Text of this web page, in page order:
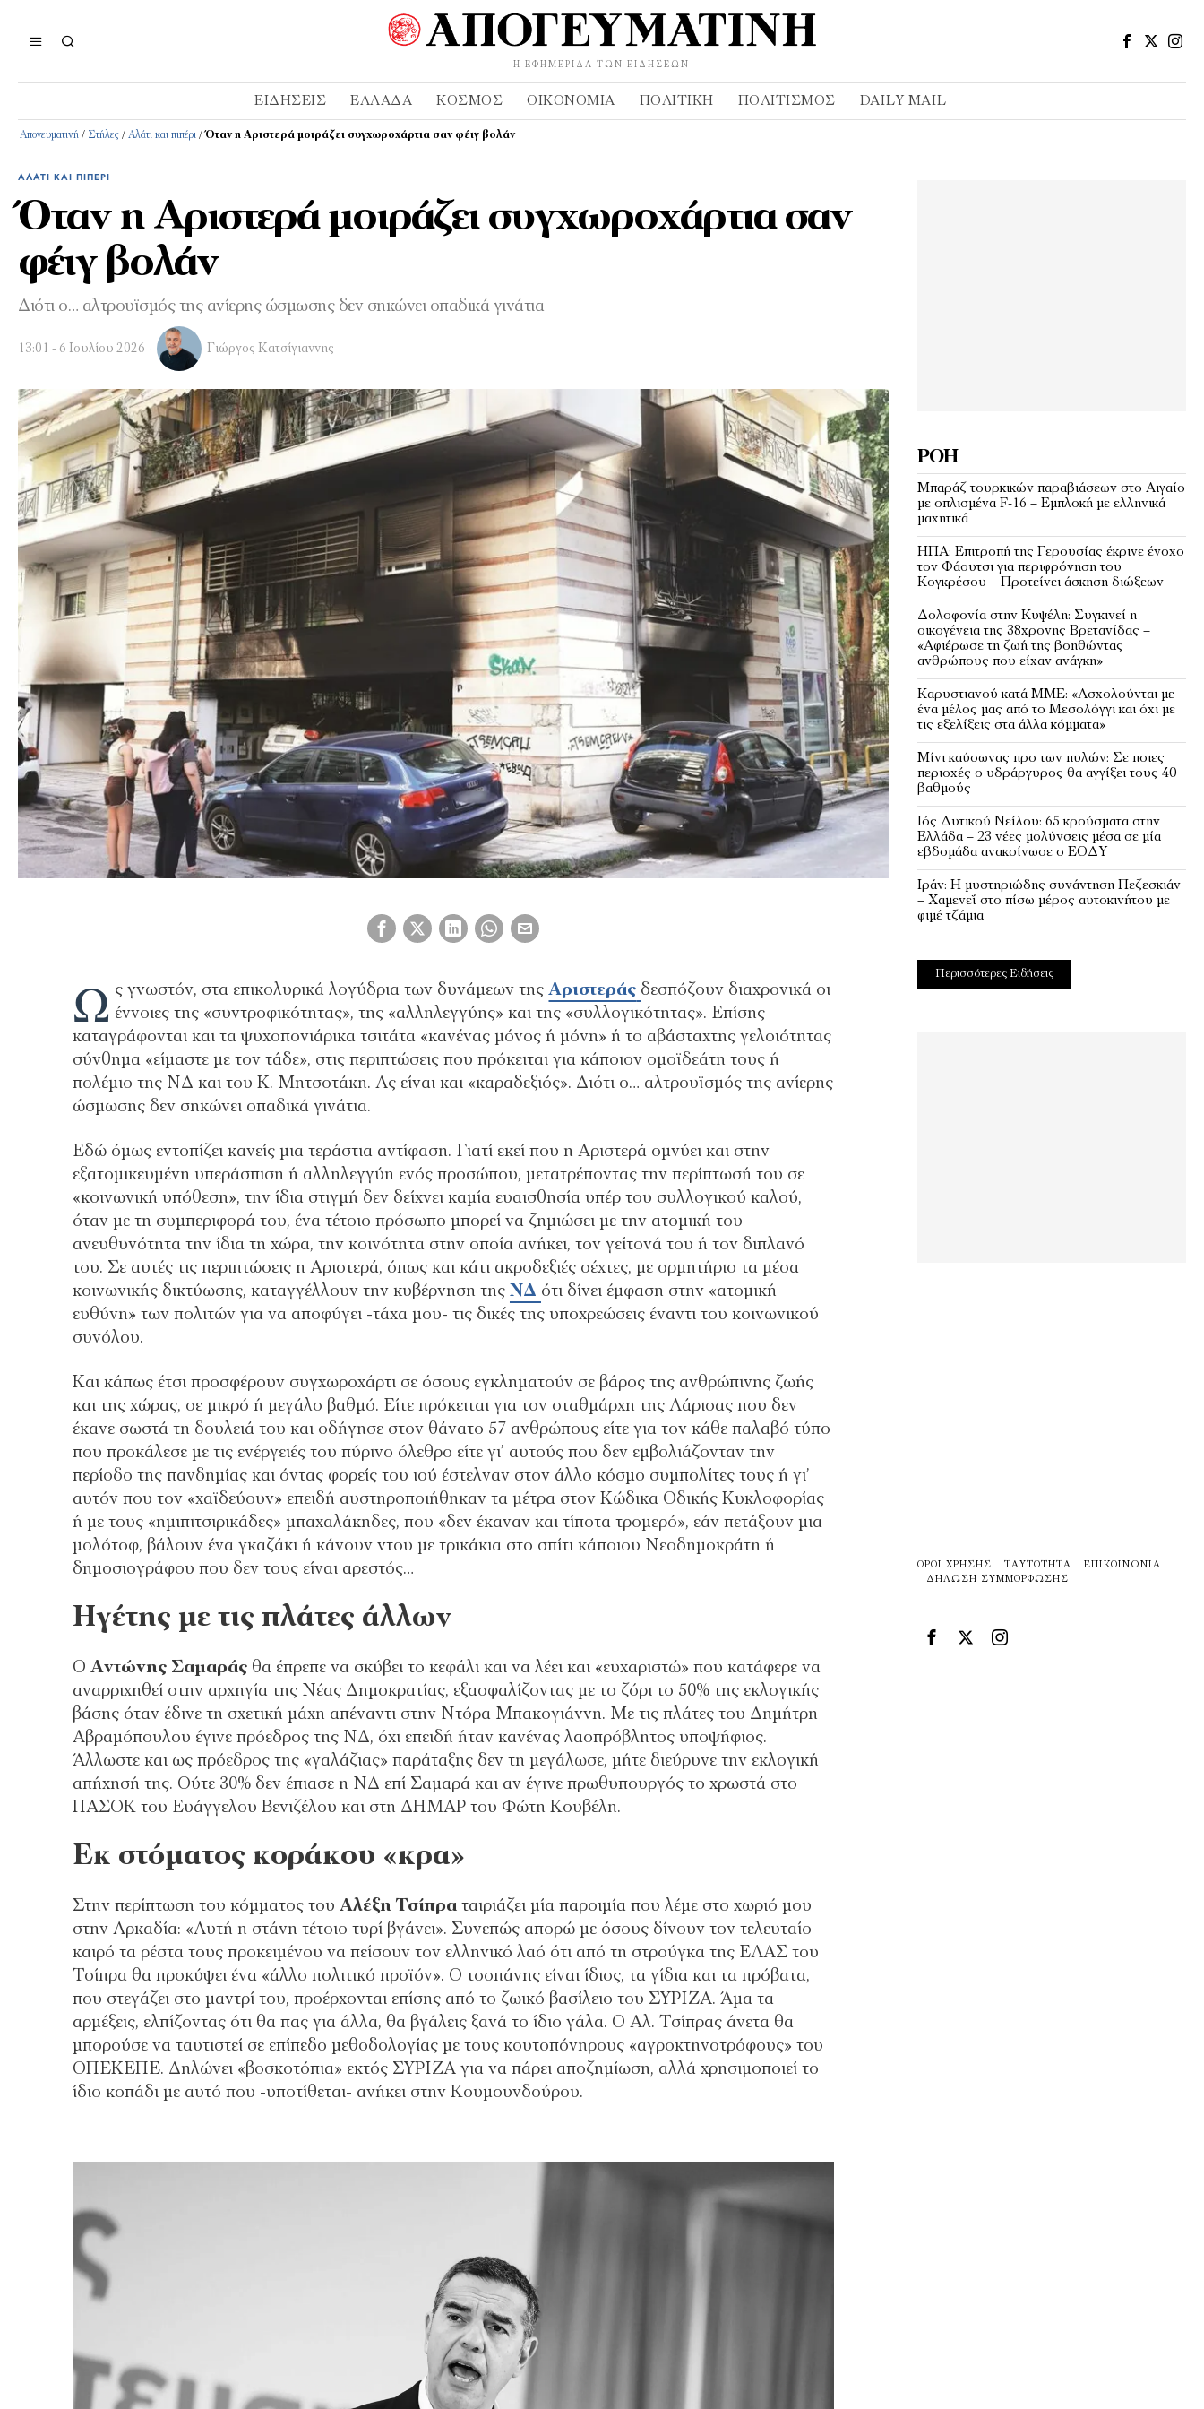
Η ΕΦΗΜΕΡΊΔΑ ΤΩΝ ΕΙΔΉΣΕΩΝ
ΕΙΔΉΣΕΙΣ ΕΛΛΆΔΑ ΚΌΣΜΟΣ ΟΙΚΟΝΟΜΊΑ ΠΟΛΙΤΙΚΉ ΠΟΛΙΤΙΣΜΌΣ DAILY MAIL
Απογευματινή / Στήλες / Αλάτι και πιπέρι /Όταν η Αριστερά μοιράζει συγχωροχάρτια σαν φέιγ βολάν
ΑΛΆΤΙ ΚΑΙ ΠΙΠΈΡΙ
Όταν η Αριστερά μοιράζει συγχωροχάρτια σαν
φέιγ βολάν
Διότι ο… αλτρουϊσμός της ανίερης ώσμωσης δεν σηκώνει οπαδικά γινάτια
13:01 - 6 Ιουλίου 2026 Γιώργος Κατσίγιαννης
Ω ς γνωστόν, στα επικολυρικά λογύδρια των δυνάμεων τηςΑριστεράς δεσπόζουν διαχρονικά οι
έννοιες της «συντροφικότητας», της «αλληλεγγύης» και της «συλλογικότητας». Επίσης
καταγράφονται και τα ψυχοπονιάρικα τσιτάτα «κανένας μόνος ή μόνη» ή το αβάσταχτης γελοιότητας
σύνθημα «είμαστε με τον τάδε», στις περιπτώσεις που πρόκειται για κάποιον ομοϊδεάτη τους ή
πολέμιο της ΝΔ και του Κ. Μητσοτάκη. Ας είναι και «καραδεξιός». Διότι ο… αλτρουϊσμός της ανίερης
ώσμωσης δεν σηκώνει οπαδικά γινάτια.
Εδώ όμως εντοπίζει κανείς μια τεράστια αντίφαση. Γιατί εκεί που η Αριστερά ομνύει και στην
εξατομικευμένη υπεράσπιση ή αλληλεγγύη ενός προσώπου, μετατρέποντας την περίπτωσή του σε
«κοινωνική υπόθεση», την ίδια στιγμή δεν δείχνει καμία ευαισθησία υπέρ του συλλογικού καλού,
όταν με τη συμπεριφορά του, ένα τέτοιο πρόσωπο μπορεί να ζημιώσει με την ατομική του
ανευθυνότητα την ίδια τη χώρα, την κοινότητα στην οποία ανήκει, τον γείτονά του ή τον διπλανό
του. Σε αυτές τις περιπτώσεις η Αριστερά, όπως και κάτι ακροδεξιές σέχτες, με ορμητήριο τα μέσα
κοινωνικής δικτύωσης, καταγγέλλουν την κυβέρνηση της ΝΔ ότι δίνει έμφαση στην «ατομική
ευθύνη» των πολιτών για να αποφύγει -τάχα μου- τις δικές της υποχρεώσεις έναντι του κοινωνικού
συνόλου.
Και κάπως έτσι προσφέρουν συγχωροχάρτι σε όσους εγκληματούν σε βάρος της ανθρώπινης ζωής
και της χώρας, σε μικρό ή μεγάλο βαθμό. Είτε πρόκειται για τον σταθμάρχη της Λάρισας που δεν
έκανε σωστά τη δουλειά του και οδήγησε στον θάνατο 57 ανθρώπους είτε για τον κάθε παλαβό τύπο
που προκάλεσε με τις ενέργειές του πύρινο όλεθρο είτε γι’ αυτούς που δεν εμβολιάζονταν την
περίοδο της πανδημίας και όντας φορείς του ιού έστελναν στον άλλο κόσμο συμπολίτες τους ή γι’
αυτόν που τον «χαϊδεύουν» επειδή αυστηροποιήθηκαν τα μέτρα στον Κώδικα Οδικής Κυκλοφορίας
ή με τους «ημιπιτσιρικάδες» μπαχαλάκηδες, που «δεν έκαναν και τίποτα τρομερό», εάν πετάξουν μια
μολότοφ, βάλουν ένα γκαζάκι ή κάνουν ντου με τρικάκια στο σπίτι κάποιου Νεοδημοκράτη ή
δημοσιογράφου που δεν τους είναι αρεστός…
Ηγέτης με τις πλάτες άλλων
Ο Αντώνης Σαμαράςθα έπρεπε να σκύβει το κεφάλι και να λέει και «ευχαριστώ» που κατάφερε να
αναρριχηθεί στην αρχηγία της Νέας Δημοκρατίας, εξασφαλίζοντας με το ζόρι το 50% της εκλογικής
βάσης όταν έδινε τη σχετική μάχη απέναντι στην Ντόρα Μπακογιάννη. Με τις πλάτες του Δημήτρη
Αβραμόπουλου έγινε πρόεδρος της ΝΔ, όχι επειδή ήταν κανένας λαοπρόβλητος υποψήφιος.
Άλλωστε και ως πρόεδρος της «γαλάζιας» παράταξης δεν τη μεγάλωσε, μήτε διεύρυνε την εκλογική
απήχησή της. Ούτε 30% δεν έπιασε η ΝΔ επί Σαμαρά και αν έγινε πρωθυπουργός το χρωστά στο
ΠΑΣΟΚ του Ευάγγελου Βενιζέλου και στη ΔΗΜΑΡ του Φώτη Κουβέλη.
Εκ στόματος κοράκου «κρα»
Στην περίπτωση του κόμματος του Αλέξη Τσίπραταιριάζει μία παροιμία που λέμε στο χωριό μου
στην Αρκαδία: «Αυτή η στάνη τέτοιο τυρί βγάνει». Συνεπώς απορώ με όσους δίνουν τον τελευταίο
καιρό τα ρέστα τους προκειμένου να πείσουν τον ελληνικό λαό ότι από τη στρούγκα της ΕΛΑΣ του
Τσίπρα θα προκύψει ένα «άλλο πολιτικό προϊόν». Ο τσοπάνης είναι ίδιος, τα γίδια και τα πρόβατα,
που στεγάζει στο μαντρί του, προέρχονται επίσης από το ζωικό βασίλειο του ΣΥΡΙΖΑ. Άμα τα
αρμέξεις, ελπίζοντας ότι θα πας για άλλα, θα βγάλεις ξανά το ίδιο γάλα. Ο Αλ. Τσίπρας άνετα θα
μπορούσε να ταυτιστεί σε επίπεδο μεθοδολογίας με τους κουτοπόνηρους «αγροκτηνοτρόφους» του
ΟΠΕΚΕΠΕ. Δηλώνει «βοσκοτόπια» εκτός ΣΥΡΙΖΑ για να πάρει αποζημίωση, αλλά χρησιμοποιεί το
ίδιο κοπάδι με αυτό που -υποτίθεται- ανήκει στην Κουμουνδούρου.
ΡΟΉ
Μπαράζ τουρκικών παραβιάσεων στο Αιγαίο
με οπλισμένα F-16 – Εμπλοκή με ελληνικά
μαχητικά
ΗΠΑ: Επιτροπή της Γερουσίας έκρινε ένοχο
τον Φάουτσι για περιφρόνηση του
Κογκρέσου – Προτείνει άσκηση διώξεων
Δολοφονία στην Κυψέλη: Συγκινεί η
οικογένεια της 38χρονης Βρετανίδας –
«Αφιέρωσε τη ζωή της βοηθώντας
ανθρώπους που είχαν ανάγκη»
Καρυστιανού κατά ΜΜΕ: «Ασχολούνται με
ένα μέλος μας από το Μεσολόγγι και όχι με
τις εξελίξεις στα άλλα κόμματα»
Μίνι καύσωνας προ των πυλών: Σε ποιες
περιοχές ο υδράργυρος θα αγγίξει τους 40
βαθμούς
Ιός Δυτικού Νείλου: 65 κρούσματα στην
Ελλάδα – 23 νέες μολύνσεις μέσα σε μία
εβδομάδα ανακοίνωσε ο ΕΟΔΥ
Ιράν: Η μυστηριώδης συνάντηση Πεζεσκιάν
– Χαμενεΐ στο πίσω μέρος αυτοκινήτου με
φιμέ τζάμια
Περισσότερες Ειδήσεις
ΌΡΟΙ ΧΡΉΣΗΣ ΤΑΥΤΌΤΗΤΑ
ΕΠΙΚΟΙΝΩΝΊΑ
ΔΉΛΩΣΗ ΣΥΜΜΌΡΦΩΣΗΣ